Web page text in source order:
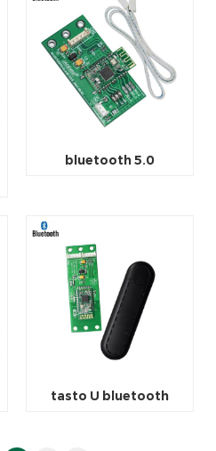
bluetooth 5.0
tasto U bluetooth